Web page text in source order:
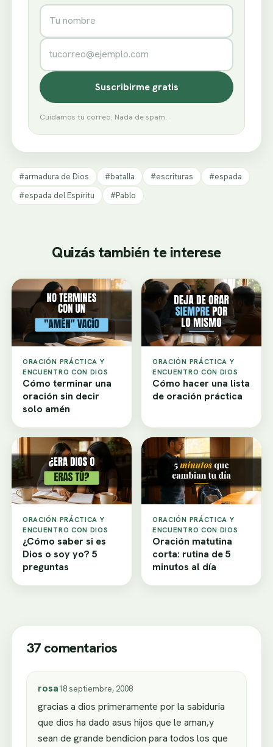
Nombre
Correo electrónico
Suscribirme gratis
Cuidamos tu correo. Nada de spam.
#armadura de Dios #batalla #escrituras
#espada
#espada del Espíritu
#Pablo
Quizás también te interese
ORACIÓN PRÁCTICA Y
ENCUENTRO CON DIOS
Cómo terminar una
oración sin decir
solo amén
ORACIÓN PRÁCTICA Y
ENCUENTRO CON DIOS
Cómo hacer una lista
de oración práctica
ORACIÓN PRÁCTICA Y
ENCUENTRO CON DIOS
¿Cómo saber si es
Dios o soy yo? 5
preguntas
ORACIÓN PRÁCTICA Y
ENCUENTRO CON DIOS
Oración matutina
corta: rutina de 5
minutos al día
37 comentarios
rosa18 septiembre, 2008
gracias a dios primeramente por la sabiduria
que dios ha dado asus hijos que le aman,y
sean de grande bendicion para todos los que